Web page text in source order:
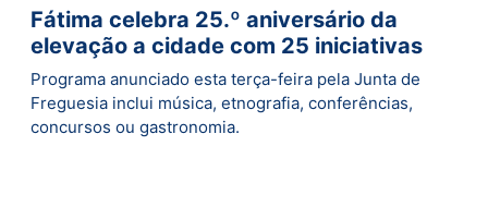
Fátima celebra 25.º aniversário da
elevação a cidade com 25 iniciativas
Programa anunciado esta terça-feira pela Junta de
Freguesia inclui música, etnografia, conferências,
concursos ou gastronomia.